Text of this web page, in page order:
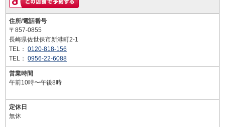
住所/電話番号
〒857-0855
長崎県佐世保市新港町2-1
TEL： 0120-818-156
TEL： 0956-22-6088
営業時間
午前10時〜午後8時
定休日
無休